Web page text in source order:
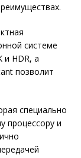
системе
и HDR, а
позволит
специально
процессору и